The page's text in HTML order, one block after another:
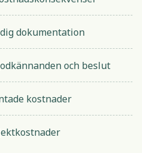
dokumentation
och beslut
kostnader